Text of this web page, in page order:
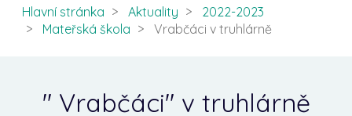
Hlavní stránka Aktuality
2022-2023
Mateřská škola
Vrabčáci v truhlárně
" Vrabčáci" v truhlárně